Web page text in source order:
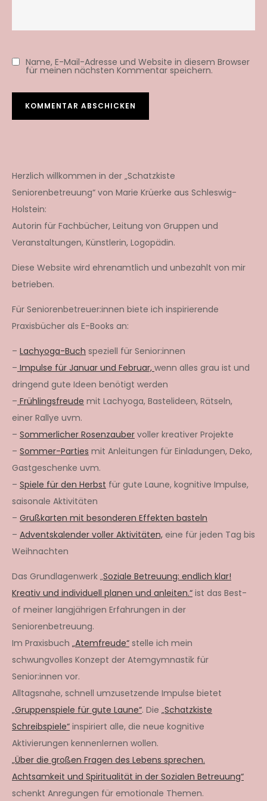
Name, E-Mail-Adresse und Website in diesem Browser
für meinen nächsten Kommentar speichern.
Herzlich willkommen in der „Schatzkiste
Seniorenbetreuung“ von Marie Krüerke aus Schleswig-
Holstein:
Autorin für Fachbücher, Leitung von Gruppen und
Veranstaltungen, Künstlerin, Logopädin.
Diese Website wird ehrenamtlich und unbezahlt von mir
betrieben.
Für Seniorenbetreuer:innen biete ich inspirierende
Praxisbücher als E-Books an:
– Lachyoga-Buch speziell für Senior:innen
– Impulse für Januar und Februar, wenn alles grau ist und
dringend gute Ideen benötigt werden
– Frühlingsfreude mit Lachyoga, Bastelideen, Rätseln,
einer Rallye uvm.
– Sommerlicher Rosenzauber voller kreativer Projekte
– Sommer-Parties mit Anleitungen für Einladungen, Deko,
Gastgeschenke uvm.
– Spiele für den Herbst für gute Laune, kognitive Impulse,
saisonale Aktivitäten
– Grußkarten mit besonderen Effekten basteln
– Adventskalender voller Aktivitäten, eine für jeden Tag bis
Weihnachten
Das Grundlagenwerk „Soziale Betreuung: endlich klar!
Kreativ und individuell planen und anleiten.“ ist das Best-
of meiner langjährigen Erfahrungen in der
Seniorenbetreuung.
Im Praxisbuch „Atemfreude“ stelle ich mein
schwungvolles Konzept der Atemgymnastik für
Senior:innen vor.
Alltagsnahe, schnell umzusetzende Impulse bietet
„Gruppenspiele für gute Laune“. Die „Schatzkiste
Schreibspiele“ inspiriert alle, die neue kognitive
Aktivierungen kennenlernen wollen.
„Über die großen Fragen des Lebens sprechen.
Achtsamkeit und Spiritualität in der Sozialen Betreuung“
schenkt Anregungen für emotionale Themen.